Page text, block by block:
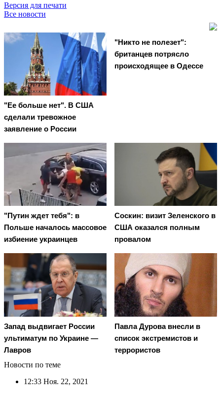
Версия для печати
Все новости
"Ее больше нет". В США
сделали тревожное
заявление о России
"Никто не полезет":
британцев потрясло
происходящее в Одессе
"Путин ждет тебя": в
Польше началось массовое
избиение украинцев
Соскин: визит Зеленского в
США оказался полным
провалом
Запад выдвигает России
ультиматум по Украине —
Лавров
Павла Дурова внесли в
список экстремистов и
террористов
Новости по теме
12:33 Ноя. 22, 2021